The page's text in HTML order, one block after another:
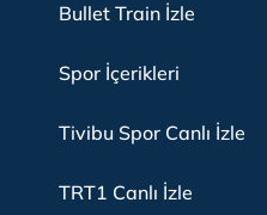
Bullet Train İzle
Spor İçerikleri
Tivibu Spor Canlı İzle
TRT1 Canlı İzle